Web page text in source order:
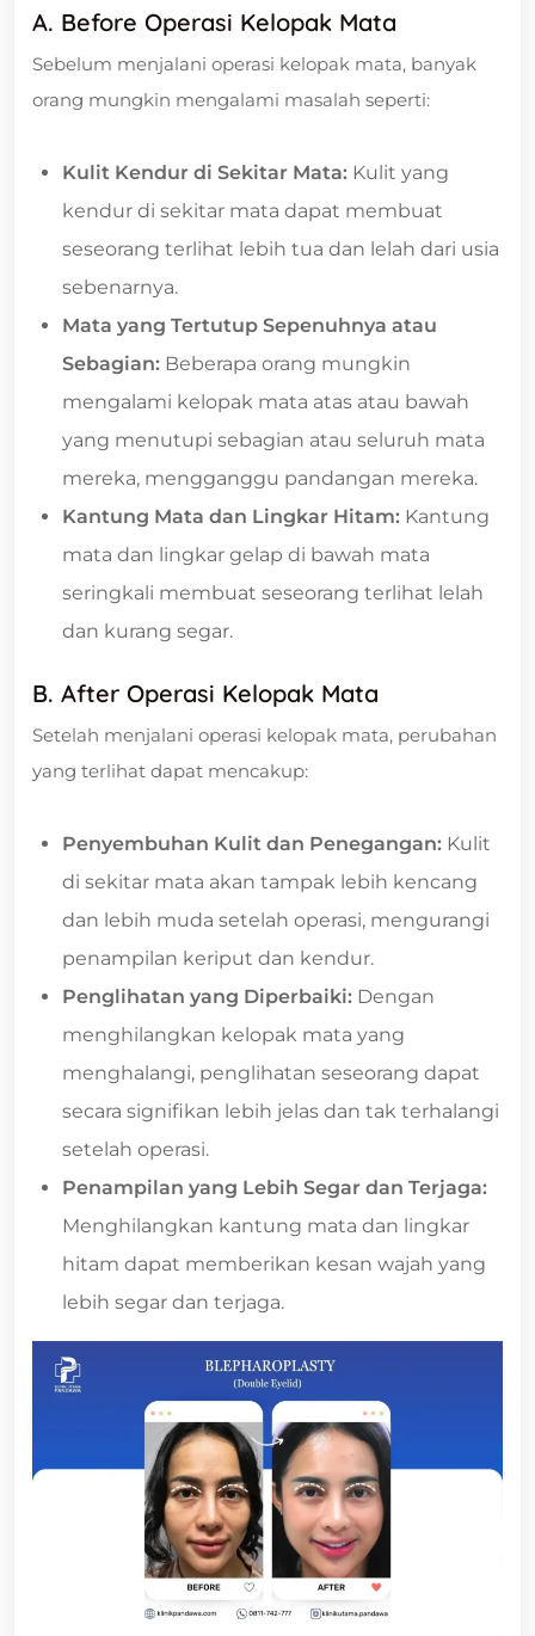
A. Before Operasi Kelopak Mata
Sebelum menjalani operasi kelopak mata, banyak
orang mungkin mengalami masalah seperti:
Kulit Kendur di Sekitar Mata: Kulit yang
kendur di sekitar mata dapat membuat
seseorang terlihat lebih tua dan lelah dari usia
sebenarnya.
Mata yang Tertutup Sepenuhnya atau
Sebagian: Beberapa orang mungkin
mengalami kelopak mata atas atau bawah
yang menutupi sebagian atau seluruh mata
mereka, mengganggu pandangan mereka.
Kantung Mata dan Lingkar Hitam: Kantung
mata dan lingkar gelap di bawah mata
seringkali membuat seseorang terlihat lelah
dan kurang segar.
B. After Operasi Kelopak Mata
Setelah menjalani operasi kelopak mata, perubahan
yang terlihat dapat mencakup:
Penyembuhan Kulit dan Penegangan: Kulit
di sekitar mata akan tampak lebih kencang
dan lebih muda setelah operasi, mengurangi
penampilan keriput dan kendur.
Penglihatan yang Diperbaiki: Dengan
menghilangkan kelopak mata yang
menghalangi, penglihatan seseorang dapat
secara signifikan lebih jelas dan tak terhalangi
setelah operasi.
Penampilan yang Lebih Segar dan Terjaga:
Menghilangkan kantung mata dan lingkar
hitam dapat memberikan kesan wajah yang
lebih segar dan terjaga.